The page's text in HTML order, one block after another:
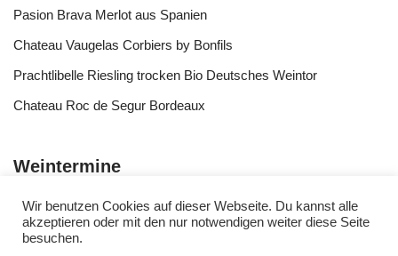
Pasion Brava Merlot aus Spanien
Chateau Vaugelas Corbiers by Bonfils
Prachtlibelle Riesling trocken Bio Deutsches Weintor
Chateau Roc de Segur Bordeaux
Weintermine
Wir benutzen Cookies auf dieser Webseite. Du kannst alle
akzeptieren oder mit den nur notwendigen weiter diese Seite
besuchen.